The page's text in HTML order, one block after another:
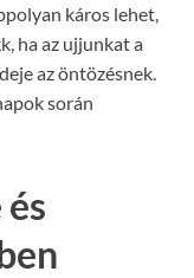
káros lehet,
ha az ujjunkat a
az öntözésnek.
során